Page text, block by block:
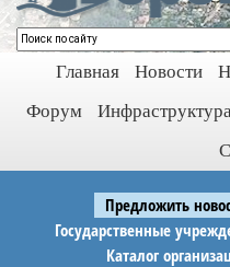
Главная Новости
Форум
Предложить
Государственные
Каталог